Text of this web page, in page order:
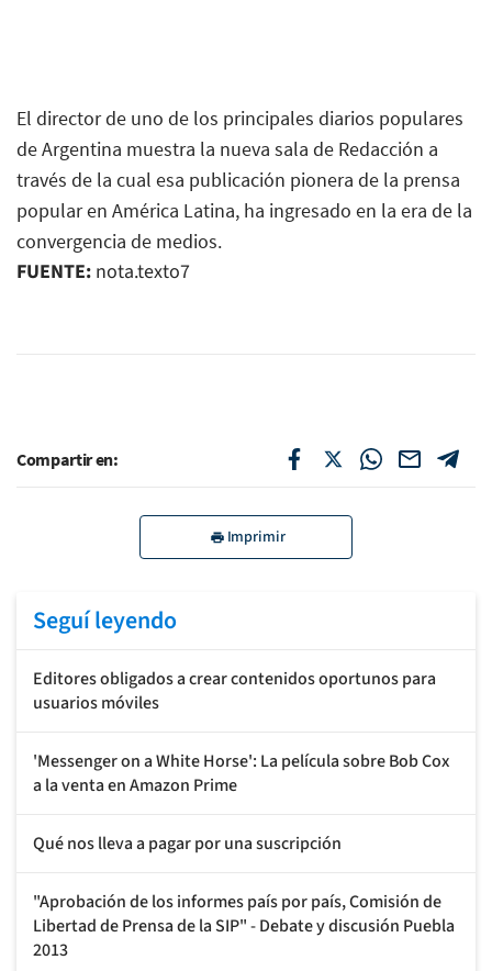
El director de uno de los principales diarios populares
de Argentina muestra la nueva sala de Redacción a
través de la cual esa publicación pionera de la prensa
popular en América Latina, ha ingresado en la era de la
convergencia de medios.
FUENTE: nota.texto7
Compartir en:
Imprimir
Seguí leyendo
Editores obligados a crear contenidos oportunos para
usuarios móviles
'Messenger on a White Horse': La película sobre Bob Cox
a la venta en Amazon Prime
Qué nos lleva a pagar por una suscripción
"Aprobación de los informes país por país, Comisión de
Libertad de Prensa de la SIP" - Debate y discusión Puebla
2013